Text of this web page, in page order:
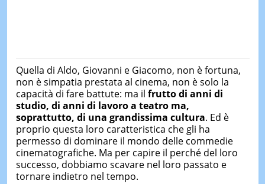
Quella di Aldo, Giovanni e Giacomo, non è fortuna,
non è simpatia prestata al cinema, non è solo la
capacità di fare battute: ma il frutto di anni di
studio, di anni di lavoro a teatro ma,
soprattutto, di una grandissima cultura. Ed è
proprio questa loro caratteristica che gli ha
permesso di dominare il mondo delle commedie
cinematografiche. Ma per capire il perché del loro
successo, dobbiamo scavare nel loro passato e
tornare indietro nel tempo.